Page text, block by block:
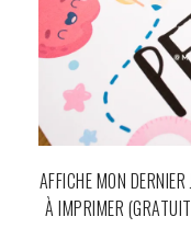
AFFICHE MON
À IMPRIMER